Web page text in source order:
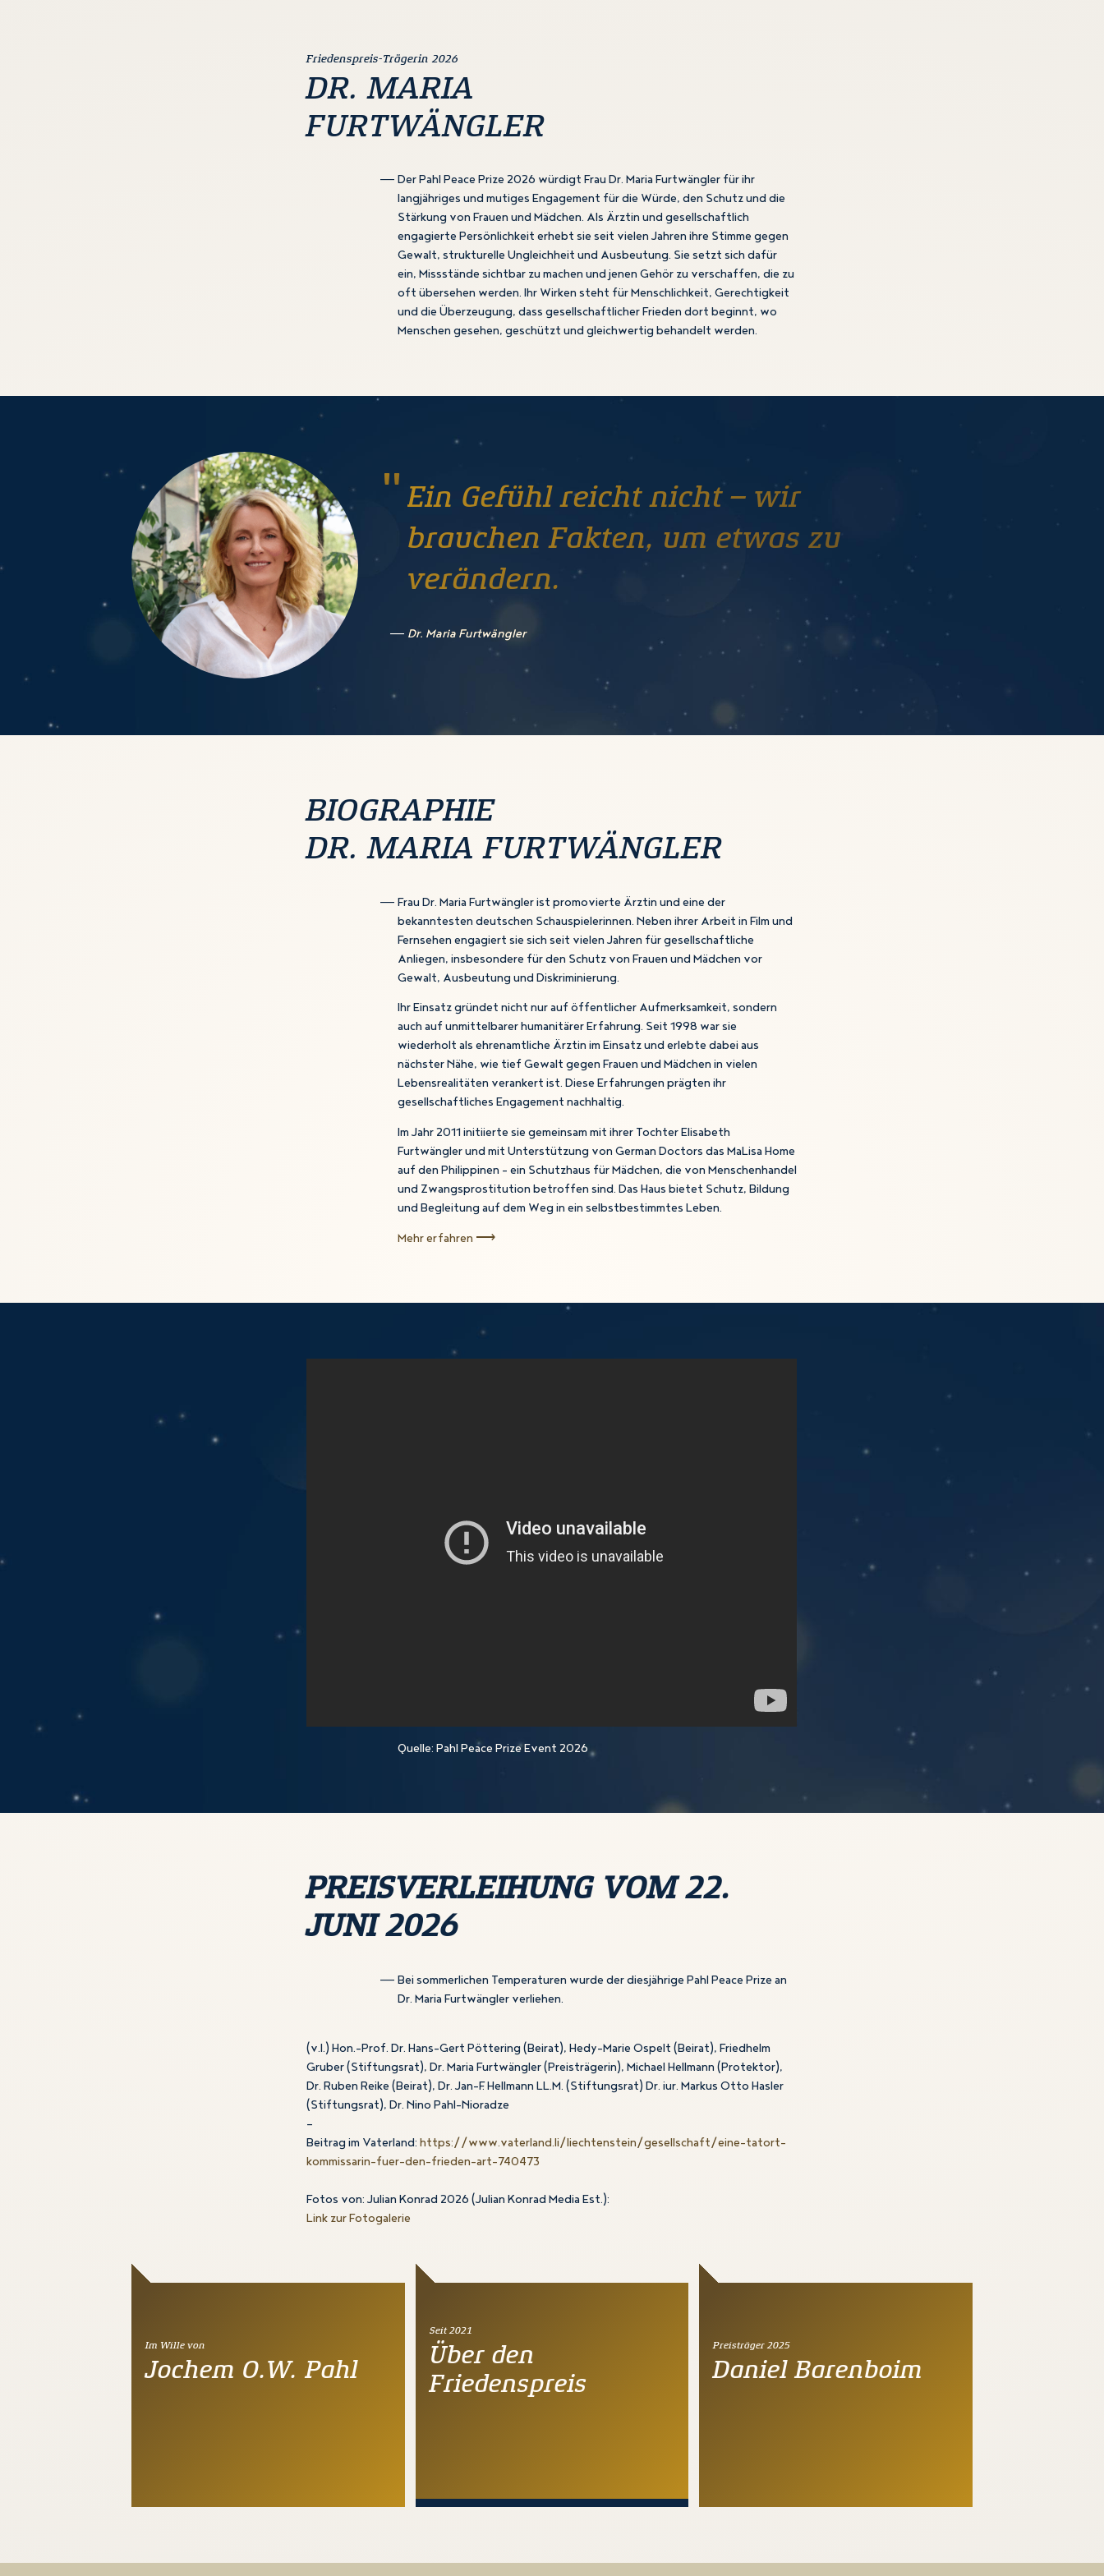
Friedenspreis-Trägerin 2026
DR. MARIA
FURTWÄNGLER
Der Pahl Peace Prize 2026 würdigt Frau Dr. Maria Furtwängler für ihr
langjähriges und mutiges Engagement für die Würde, den Schutz und die
Stärkung von Frauen und Mädchen. Als Ärztin und gesellschaftlich
engagierte Persönlichkeit erhebt sie seit vielen Jahren ihre Stimme gegen
Gewalt, strukturelle Ungleichheit und Ausbeutung. Sie setzt sich dafür
ein, Missstände sichtbar zu machen und jenen Gehör zu verschaffen, die zu
oft übersehen werden. Ihr Wirken steht für Menschlichkeit, Gerechtigkeit
und die Überzeugung, dass gesellschaftlicher Frieden dort beginnt, wo
Menschen gesehen, geschützt und gleichwertig behandelt werden.
Ein Gefühl reicht nicht – wir
brauchen Fakten, um etwas zu
verändern.
Dr. Maria Furtwängler
BIOGRAPHIE
DR. MARIA FURTWÄNGLER
Frau Dr. Maria Furtwängler ist promovierte Ärztin und eine der
bekanntesten deutschen Schauspielerinnen. Neben ihrer Arbeit in Film und
Fernsehen engagiert sie sich seit vielen Jahren für gesellschaftliche
Anliegen, insbesondere für den Schutz von Frauen und Mädchen vor
Gewalt, Ausbeutung und Diskriminierung.
Ihr Einsatz gründet nicht nur auf öffentlicher Aufmerksamkeit, sondern
auch auf unmittelbarer humanitärer Erfahrung. Seit 1998 war sie
wiederholt als ehrenamtliche Ärztin im Einsatz und erlebte dabei aus
nächster Nähe, wie tief Gewalt gegen Frauen und Mädchen in vielen
Lebensrealitäten verankert ist. Diese Erfahrungen prägten ihr
gesellschaftliches Engagement nachhaltig.
Im Jahr 2011 initiierte sie gemeinsam mit ihrer Tochter Elisabeth
Furtwängler und mit Unterstützung von German Doctors das MaLisa Home
auf den Philippinen – ein Schutzhaus für Mädchen, die von Menschenhandel
und Zwangsprostitution betroffen sind. Das Haus bietet Schutz, Bildung
und Begleitung auf dem Weg in ein selbstbestimmtes Leben.
Mehr erfahren ⟶
Quelle: Pahl Peace Prize Event 2026
PREISVERLEIHUNG VOM 22.
JUNI 2026
Bei sommerlichen Temperaturen wurde der diesjährige Pahl Peace Prize an
Dr. Maria Furtwängler verliehen.
(v.l.) Hon.-Prof. Dr. Hans-Gert Pöttering (Beirat), Hedy-Marie Ospelt (Beirat), Friedhelm
Gruber (Stiftungsrat), Dr. Maria Furtwängler (Preisträgerin), Michael Hellmann (Protektor),
Dr. Ruben Reike (Beirat), Dr. Jan-F. Hellmann LL.M. (Stiftungsrat) Dr. iur. Markus Otto Hasler
(Stiftungsrat), Dr. Nino Pahl-Nioradze
—
Beitrag im Vaterland:https://www.vaterland.li/liechtenstein/gesellschaft/eine-tatort-
kommissarin-fuer-den-frieden-art-740473
Fotos von: Julian Konrad 2026 (Julian Konrad Media Est.):
Link zur Fotogalerie
Im Wille von
Jochem O.W. Pahl
Seit 2021
Über den
Friedenspreis
Preisträger 2025
Daniel Barenboim